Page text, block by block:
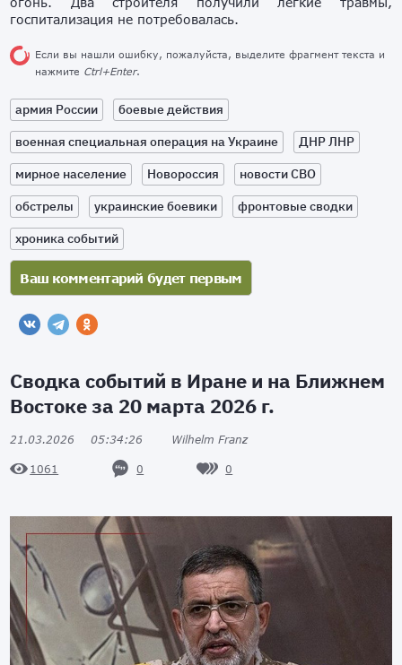
госпитализация не потребовалась.
Если вы нашли ошибку, пожалуйста, выделите фрагмент текста и
нажмите Ctrl+Enter.
армия России
боевые действия
военная специальная операция на Украине
ДНР ЛНР
мирное население
Новороссия
новости СВО
обстрелы
украинские боевики
фронтовые сводки
хроника событий
Сводка событий в Иране и на Ближнем
Востоке за 20 марта 2026 г.
21.03.2026 05:34:26 Wilhelm Franz
1061 0 0